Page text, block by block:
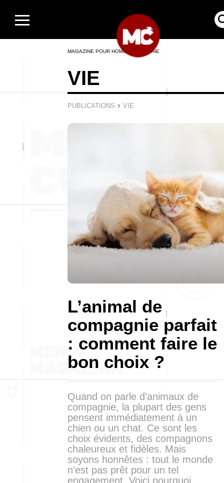
MAGAZINE POUR HOMMES EN LIGNE
VIE
PUBLICATIONS › VIE
L’animal de
compagnie parfait
: comment faire le
bon choix ?
Quand on parle d’animaux de
compagnie, la plupart des gens
pensent immédiatement à un
chien ou un chat. Ce sont les
choix évidents, des compagnons
chaleureux et fidèles. Mais
soyons honnêtes : tout le monde
n’est pas prêt pour un tel
engagement. Voici pourquoi.